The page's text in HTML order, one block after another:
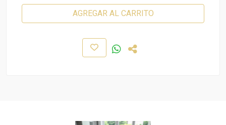
AGREGAR AL CARRITO